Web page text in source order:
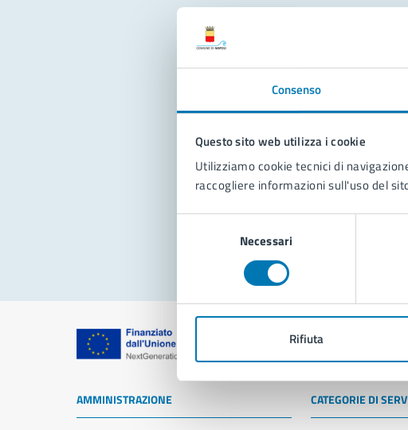
Consenso
Questo sito web utilizza i cookie
Utilizziamo cookie tecnici di
raccogliere informazioni sull'uso del
Necessari
Rifiuta
Segnala
Comune di Napoli
AMMINISTRAZIONE CATEGORIE DI